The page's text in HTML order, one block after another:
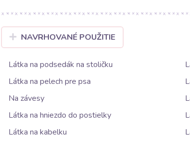
NAVRHOVANÉ POUŽITIE
Látka na podsedák na stoličku
Látka na pelech pre psa
Na závesy
Látka na hniezdo do postielky
Látka na kabelku